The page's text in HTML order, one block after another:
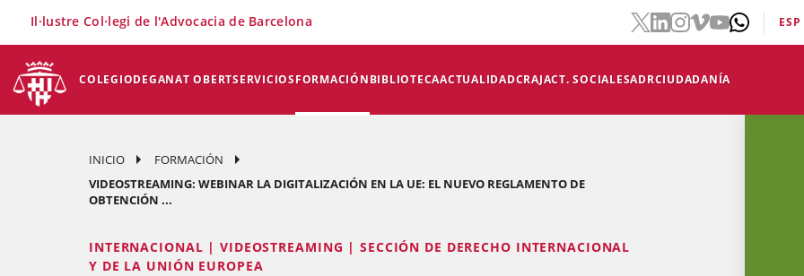
COLEGIODEGANAT OBERTSERVICIOSFORMACIÓNBIBLIOTECAACTUALIDADCRAJACT. SOCIALESADRCIUDADANÍA
Il·lustre Col·legi de l'Advocacia de Barcelona ESP
INICIO
FORMACIÓN
VIDEOSTREAMING: WEBINAR LA DIGITALIZACIÓN EN LA UE: EL NUEVO REGLAMENTO DE
OBTENCIÓN ...
INTERNACIONAL | VIDEOSTREAMING | SECCIÓN DE DERECHO INTERNACIONAL
Y DE LA UNIÓN EUROPEA